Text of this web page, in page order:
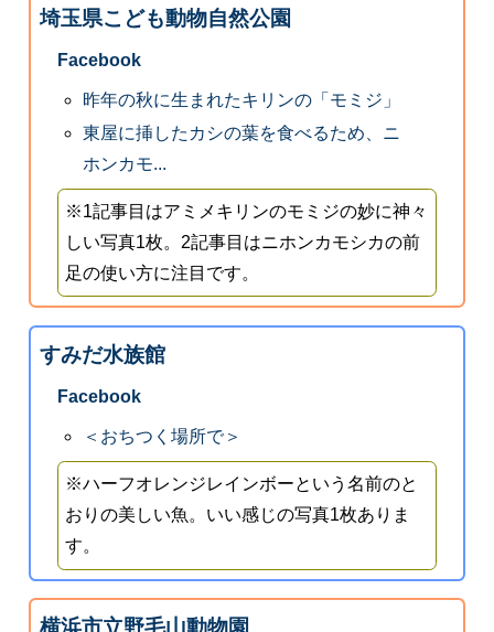
埼玉県こども動物自然公園
Facebook
昨年の秋に生まれたキリンの「モミジ」
東屋に挿したカシの葉を食べるため、ニ
ホンカモ...
※1記事目はアミメキリンのモミジの妙に神々
しい写真1枚。2記事目はニホンカモシカの前
足の使い方に注目です。
すみだ水族館
Facebook
＜おちつく場所で＞
※ハーフオレンジレインボーという名前のと
おりの美しい魚。いい感じの写真1枚ありま
す。